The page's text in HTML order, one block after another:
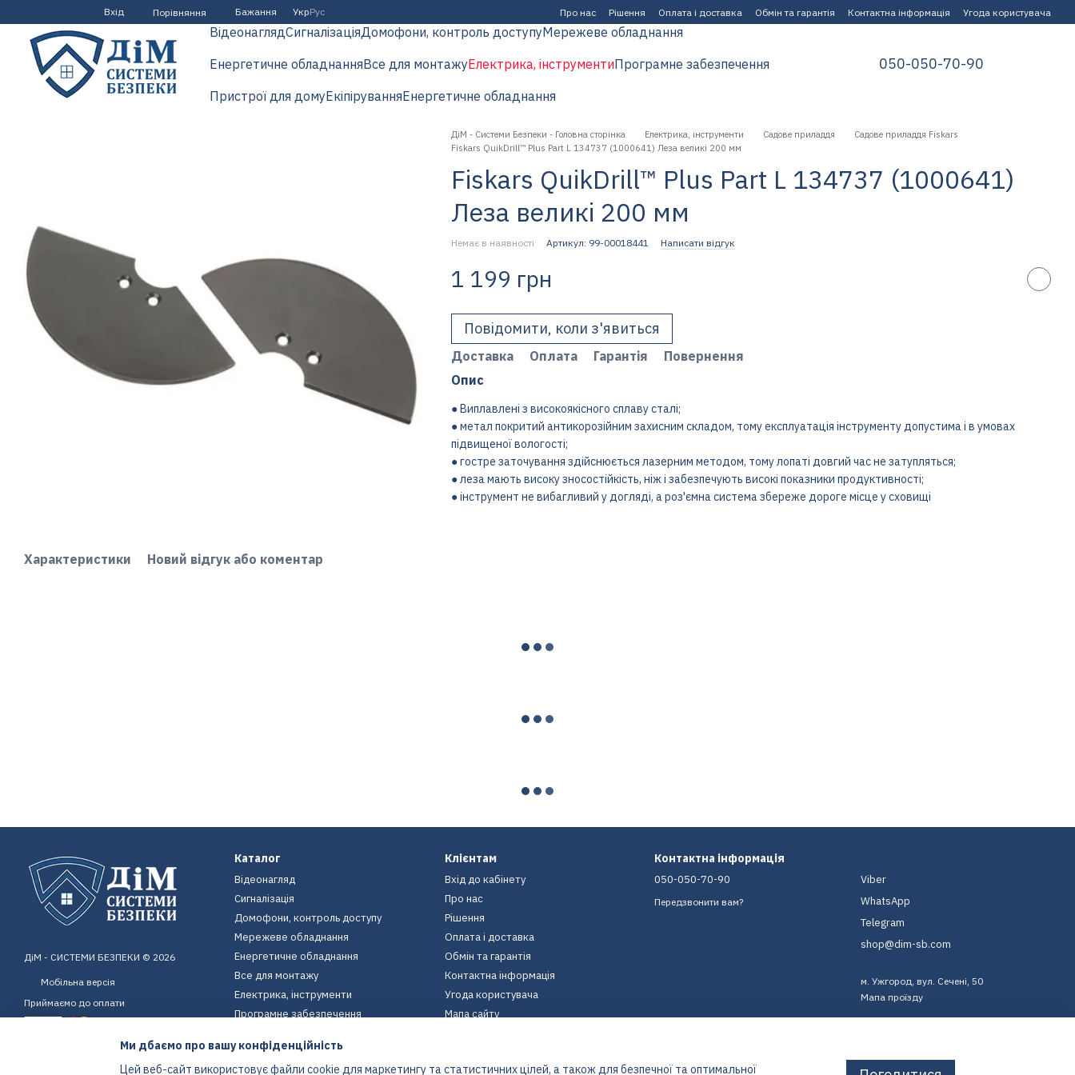
Перейти до основного контенту
Вхід Порівняння Бажання УкрРус Про нас Рішення Оплата і доставка Обмін та гарантія Контактна інформація Угода користувача
ВідеонаглядСигналізаціяДомофони, контроль доступуМережеве обладнання
Енергетичне обладнанняВсе для монтажуЕлектрика, інструментиПрограмне забезпечення
Пристрої для домуЕкіпіруванняЕнергетичне обладнання
050-050-70-90
Характеристики Новий відгук або коментар
ДіМ - Системи Безпеки - Головна сторінка Електрика, інструменти Садове приладдя
Садове приладдя Fiskars
Fiskars QuikDrill™ Plus Part L 134737 (1000641) Леза великі 200 мм
Fiskars QuikDrill™ Plus Part L 134737 (1000641)
Леза великі 200 мм
Немає в наявності Артикул: 99-00018441 Написати відгук
1 199 грн
Повідомити, коли з'явиться
Доставка Оплата Гарантія
Повернення
Опис
● Виплавлені з високоякісного сплаву сталі;
● метал покритий антикорозійним захисним складом, тому експлуатація інструменту допустима і в умовах
підвищеної вологості;
● гостре заточування здійснюється лазерним методом, тому лопаті довгий час не затупляться;
● леза мають високу зносостійкість, ніж і забезпечують високі показники продуктивності;
● інструмент не вибагливий у догляді, а роз'ємна система збереже дороге місце у сховищі
ДіМ - СИСТЕМИ БЕЗПЕКИ © 2026
Мобільна версія
Приймаємо до оплати
Каталог
Відеонагляд
Сигналізація
Домофони, контроль доступу
Мережеве обладнання
Енергетичне обладнання
Все для монтажу
Електрика, інструменти
Програмне забезпечення
Екіпірування
Енергетичне обладнання
Клієнтам
Вхід до кабінету
Про нас
Рішення
Оплата і доставка
Обмін та гарантія
Контактна інформація
Угода користувача
Мапа сайту
Контактна інформація
050-050-70-90
Передзвонити вам?
Viber
WhatsApp
Telegram
shop@dim-sb.com
м. Ужгород, вул. Сечені, 50
Мапа проїзду
Ми дбаємо про вашу конфіденційність
Цей веб-сайт використовує файли cookie для маркетингу та статистичних цілей, а також для безпечної та оптимальної